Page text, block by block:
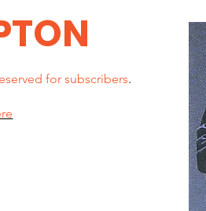
for subscribers.